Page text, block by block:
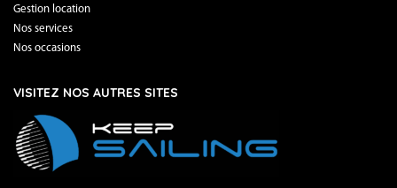
Gestion location
Nos services
Nos occasions
VISITEZ NOS AUTRES SITES